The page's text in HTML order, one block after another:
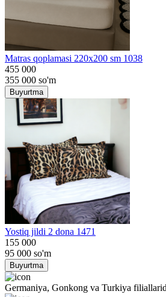
Matras qoplamasi 220x200 sm 1038
455 000
355 000 so'm
Buyurtma
Yostiq jildi 2 dona 1471
155 000
95 000 so'm
Buyurtma
Germaniya, Gonkong va Turkiya